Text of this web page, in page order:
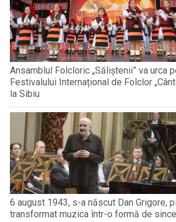
Ansamblul Folcloric „Săliștenii” va urca
Festivalului Internațional de Folclor
la Sibiu
6 august 1943, s-a născut Dan Grigore,
transformat muzica într-o formă de